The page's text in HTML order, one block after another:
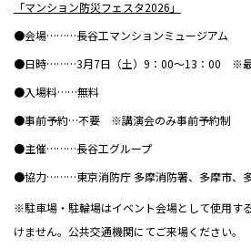
「マンション防災フェスタ2026 」
●会場………長谷工マンションミュージアム
●日時………3月7日（土） 9 ： 00～13 ： 00 ※
●入場料……無料
●事前予約…不要 ※講演会のみ事前予約制
●主催………長谷工グループ
●協力………東京消防庁 多摩消防署、多摩市、
※駐車場・駐輪場はイベント会場として使用す
けません。公共交通機関にてご来場ください。